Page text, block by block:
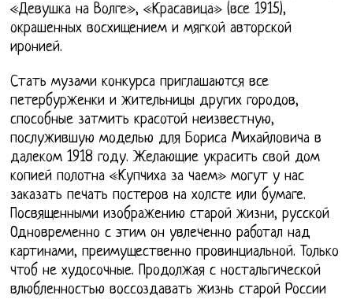
«Девушка на Волге», «Красавица» (все 1915),
окрашенных восхищением и мягкой авторской
иронией.
Стать музами конкурса приглашаются все
петербурженки и жительницы других городов,
способные затмить красотой неизвестную,
послужившую моделью для Бориса Михайловича в
далеком 1918 году. Желающие украсить свой дом
копией полотна «Купчиха за чаем» могут у нас
заказать печать постеров на холсте или бумаге.
Посвященными изображению старой жизни, русской
Одновременно с этим он увлеченно работал над
картинами, преимущественно провинциальной. Только
чтоб не худосочные. Продолжая с ностальгической
влюбленностью воссоздавать жизнь старой России